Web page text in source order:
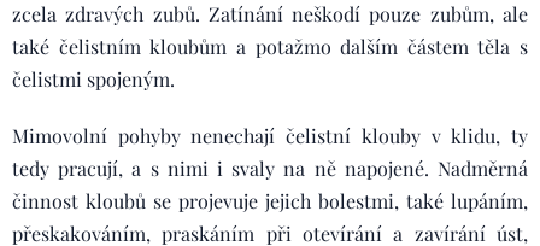
zcela zdravých zubů. Zatínání neškodí pouze zubům, ale
také čelistním kloubům a potažmo dalším částem těla s
čelistmi spojeným.
Mimovolní pohyby nenechají čelistní klouby v klidu, ty
tedy pracují, a s nimi i svaly na ně napojené. Nadměrná
činnost kloubů se projevuje jejich bolestmi, také lupáním,
přeskakováním, praskáním při otevírání a zavírání úst,